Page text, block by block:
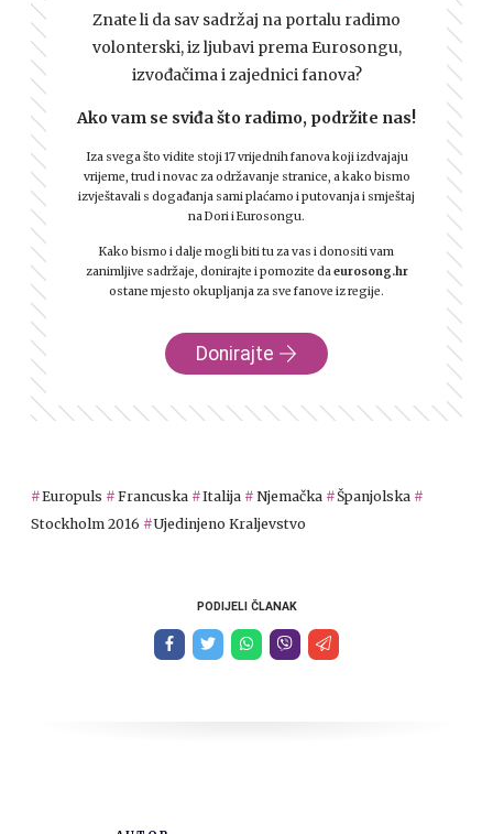
Znate li da sav sadržaj na portalu radimo
volonterski, iz ljubavi prema Eurosongu,
izvođačima i zajednici fanova?
Ako vam se sviđa što radimo, podržite nas!
Iza svega što vidite stoji 17 vrijednih fanova koji izdvajaju
vrijeme, trud i novac za održavanje stranice, a kako bismo
izvještavali s događanja sami plaćamo i putovanja i smještaj
na Dori i Eurosongu.
Kako bismo i dalje mogli biti tu za vas i donositi vam
zanimljive sadržaje, donirajte i pomozite daeurosong.hr
ostane mjesto okupljanja za sve fanove iz regije.
Donirajte
Europuls Francuska Italija Njemačka
Španjolska
Stockholm 2016
Ujedinjeno Kraljevstvo
PODIJELI ČLANAK